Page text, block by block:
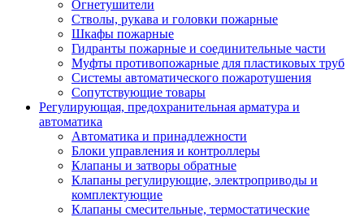
Огнетушители
Стволы, рукава и головки пожарные
Шкафы пожарные
Гидранты пожарные и соединительные части
Муфты противопожарные для пластиковых труб
Системы автоматического пожаротушения
Сопутствующие товары
Регулирующая, предохранительная арматура и
автоматика
Автоматика и принадлежности
Блоки управления и контроллеры
Клапаны и затворы обратные
Клапаны регулирующие, электроприводы и
комплектующие
Клапаны смесительные, термостатические